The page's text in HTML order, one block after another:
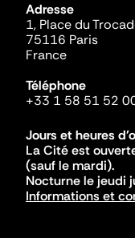
Adresse
1, Place du
75116 Paris
France
Téléphone
+33 1 58 51 52
Jours et heures
La Cité est
(sauf le mardi).
Nocturne le jeudi
Informations et